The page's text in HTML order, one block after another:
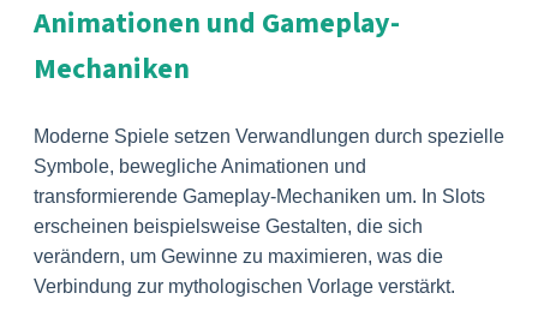
Animationen und Gameplay-
Mechaniken
Moderne Spiele setzen Verwandlungen durch spezielle
Symbole, bewegliche Animationen und
transformierende Gameplay-Mechaniken um. In Slots
erscheinen beispielsweise Gestalten, die sich
verändern, um Gewinne zu maximieren, was die
Verbindung zur mythologischen Vorlage verstärkt.